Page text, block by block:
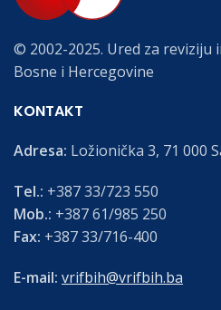
© 2002-2025. Ured za reviziju
Bosne i Hercegovine
KONTAKT
Adresa: Ložionička 3, 71 000
Tel.: +387 33/723 550
Mob.: +387 61/985 250
Fax: +387 33/716-400
E-mail: vrifbih@vrifbih.ba